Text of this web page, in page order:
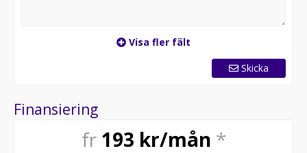
Visa fler fält
Skicka
Finansiering
fr 193 kr/mån *